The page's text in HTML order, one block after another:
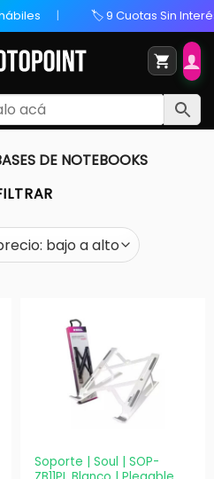
🏷️ 9 Cuotas Sin Interés /
DE NOTEBOOKS
Soporte | Soul | SOP-